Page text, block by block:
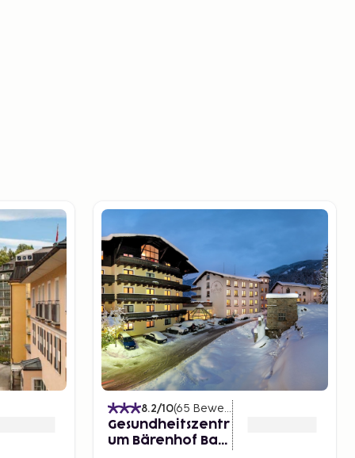
8.2/10(65 Bewertungen
Gesundheitszentr
um Bärenhof Bad